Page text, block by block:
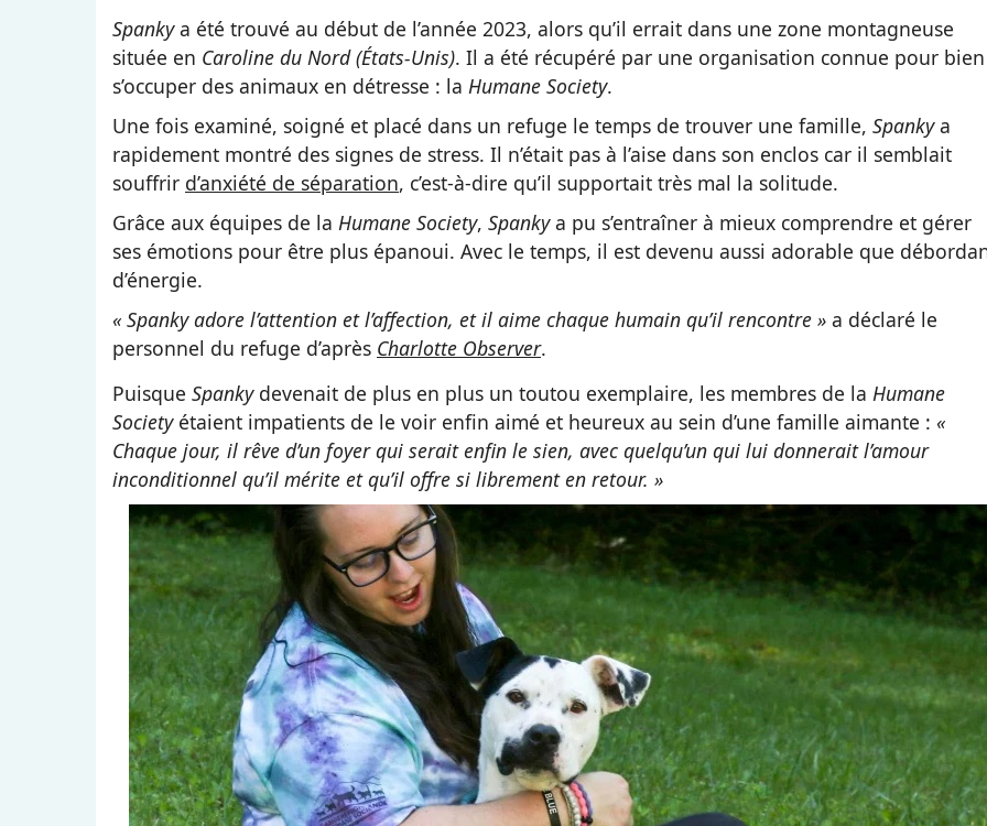
Spankya été trouvé au début de l’année 2023, alors qu’il errait dans une zone montagneuse
située en Caroline du Nord (États-Unis). Il a été récupéré par une organisation connue pour bien
s’occuper des animaux en détresse : la Humane Society.
Une fois examiné, soigné et placé dans un refuge le temps de trouver une famille, Spankya
rapidement montré des signes de stress. Il n’était pas à l’aise dans son enclos car il semblait
souffrir d’anxiété de séparation, c’est-à-dire qu’il supportait très mal la solitude.
Grâce aux équipes de la Humane Society, Spankya pu s’entraîner à mieux comprendre et gérer
ses émotions pour être plus épanoui. Avec le temps, il est devenu aussi adorable que
d’énergie.
« Spanky adore l’attention et l’affection, et il aime chaque humain qu’il rencontre » a déclaré le
personnel du refuge d’après Charlotte Observer.
Puisque Spanky devenait de plus en plus un toutou exemplaire, les membres de la Humane
Societyétaient impatients de le voir enfin aimé et heureux au sein d’une famille aimante : «
Chaque jour, il rêve d’un foyer qui serait enfin le sien, avec quelqu’un qui lui donnerait l’amour
inconditionnel qu’il mérite et qu’il offre si librement en retour. »